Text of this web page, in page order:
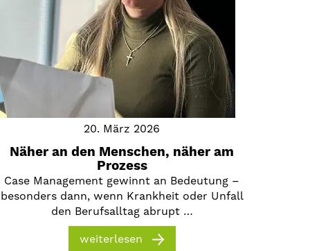
20. März 2026
Näher an den Menschen, näher am
Prozess
Case Management gewinnt an Bedeutung –
besonders dann, wenn Krankheit oder Unfall
den Berufsalltag abrupt …
weiterlesen